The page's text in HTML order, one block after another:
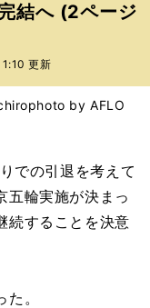
結へ (2ページ
更新
photo by AFLO
での引退を考えて
五輪実施が決まっ
続することを決意
。